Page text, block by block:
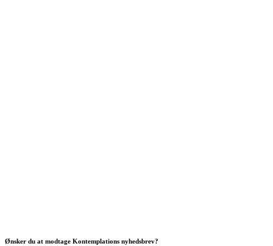
Ønsker du at modtage Kontemplations nyhedsbrev?